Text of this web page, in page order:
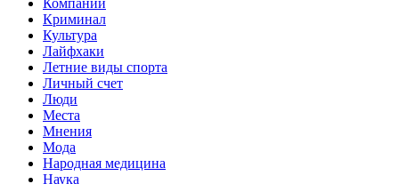
Криминал
Культура
Лайфхаки
Летние виды спорта
Личный счет
Люди
Места
Мнения
Мода
Народная медицина
Наука